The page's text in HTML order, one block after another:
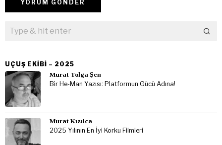
UÇUŞ EKIBI – 2025
Murat Tolga Şen
Bir He-Man Yazısı: Platformun Gücü Adına!
Murat Kızılca
2025 Yılının En İyi Korku Filmleri